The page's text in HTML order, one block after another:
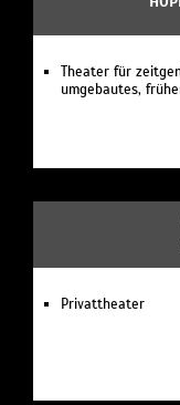
Theater für
umgebautes,
Privattheater